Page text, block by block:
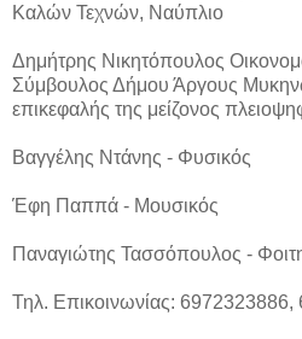
Καλών Τεχνών, Ναύπλιο
Δημήτρης Νικητόπουλος
Σύμβουλος Δήμου Άργους
επικεφαλής της μείζονος
Βαγγέλης Ντάνης - Φυσικός
Έφη Παππά - Μουσικός
Παναγιώτης Τασσόπουλος -
Τηλ. Επικοινωνίας: